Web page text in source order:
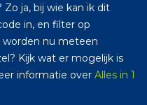
ja, bij wie kan ik dit
in, en filter op
worden nu meteen
Kijk wat er mogelijk is
informatie over Alles in 1